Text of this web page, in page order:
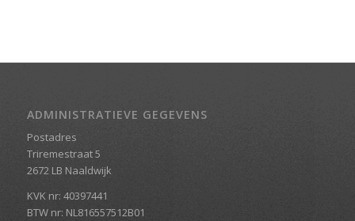
ADMINISTRATIEVE GEGEVENS
Postadres
Triremestraat 5
2672 LB Naaldwijk
KVK nr: 40397441
BTW nr: NL816557512B01